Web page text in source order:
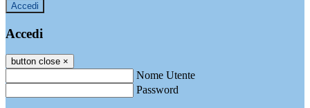
Accedi
Accedi
button close ×
Nome Utente
Password